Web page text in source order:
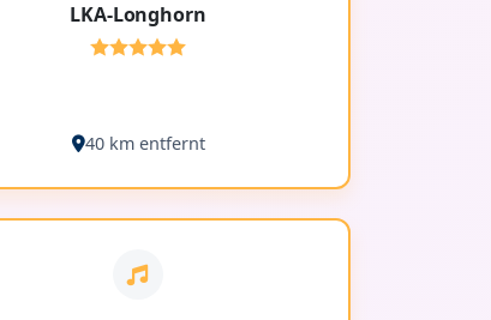
LKA-Longhorn
40 km entfernt